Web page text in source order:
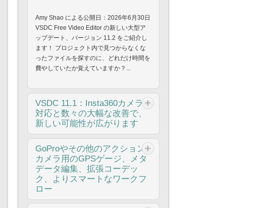
Amy Shao による公開日：2026年6月30日
VSDC Free Video Editor の新しい大型ア
ップデート、バージョン 11.2 をご紹介し
ます！ プロジェクト内で見つからなくな
ったファイルを探すのに、どれだけ時間を
費やしていたか覚えていますか？...
VSDC 11.1：Insta360カメラ
対応と数々の大幅な改善で、
新しい可能性が広がります
Amy Shao による公開日：2026年3月11日
クリエイティブな人にとって最高の贈り物
は何でしょうか。もちろん、新しい可能性
です。VSDC チームは、Insta360...
GoProやその他のアクション
カメラ用のGPSゲージ、メタ
データ編集、拡張コーデッ
ク、よりスマートなワークフ
ロー